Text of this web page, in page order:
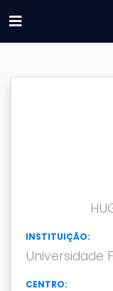
INSTITUIÇÃO:
Universidade
CENTRO: